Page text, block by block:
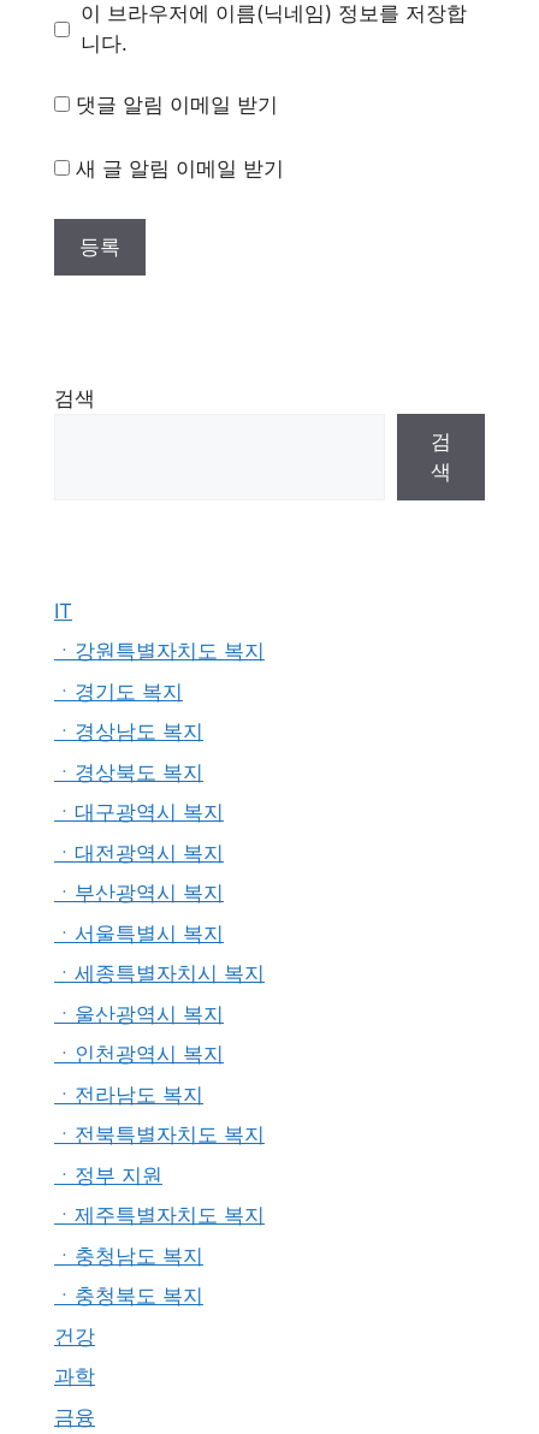
이 브라우저에 이름(닉네임) 정보를 저장합
니다.
댓글 알림 이메일 받기
새 글 알림 이메일 받기
검색
검
색
IT
ㆍ강원특별자치도 복지
ㆍ경기도 복지
ㆍ경상남도 복지
ㆍ경상북도 복지
ㆍ대구광역시 복지
ㆍ대전광역시 복지
ㆍ부산광역시 복지
ㆍ서울특별시 복지
ㆍ세종특별자치시 복지
ㆍ울산광역시 복지
ㆍ인천광역시 복지
ㆍ전라남도 복지
ㆍ전북특별자치도 복지
ㆍ정부 지원
ㆍ제주특별자치도 복지
ㆍ충청남도 복지
ㆍ충청북도 복지
건강
과학
금융